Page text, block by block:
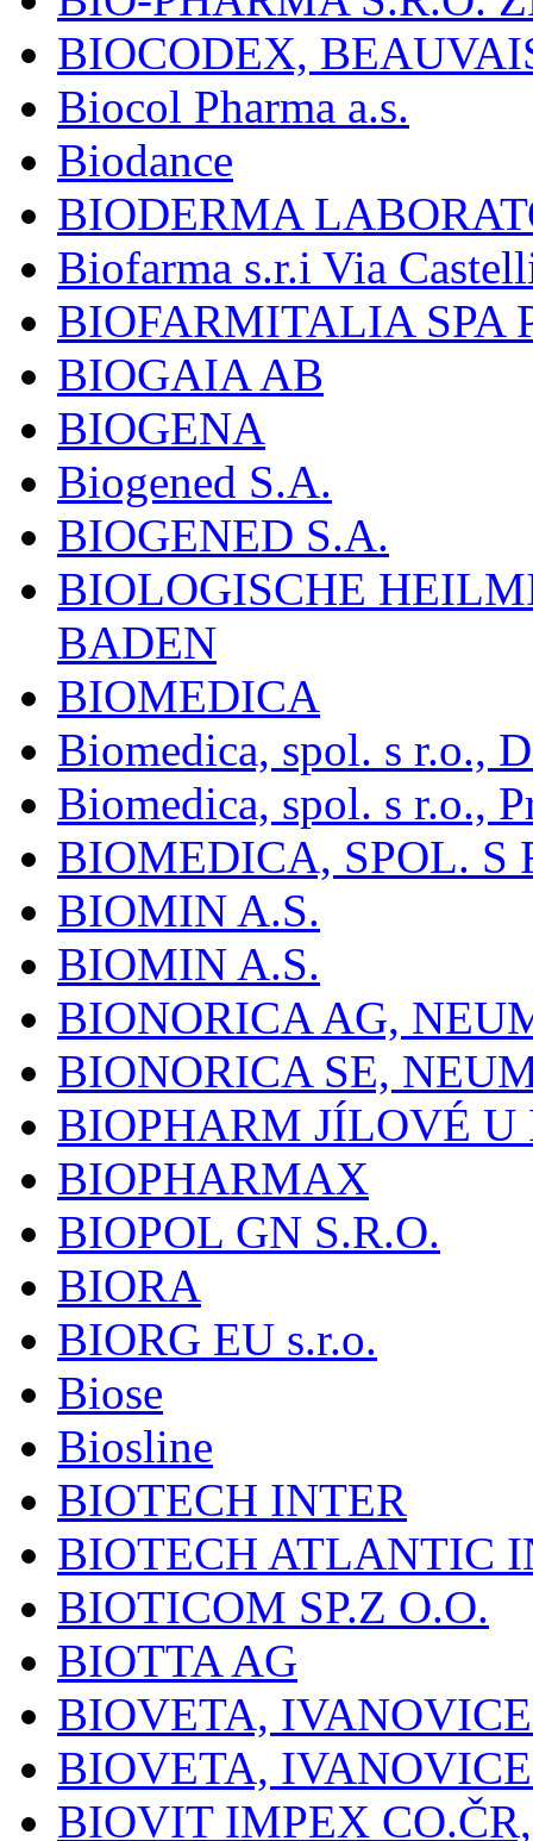
BIOCODEX,
Biocol Pharma a.s.
Biodance
BIODERMA
Biofarma s.r.i Via
BIOFARMITALIA SPA
BIOGAIA AB
BIOGENA
Biogened S.A.
BIOGENED S.A.
BIOLOGISCHE
BADEN
BIOMEDICA
Biomedica, spol. s r.o.,
Biomedica, spol. s r.o.,
BIOMEDICA, SPOL. S
BIOMIN A.S.
BIOMIN A.S.
BIONORICA AG,
BIONORICA SE,
BIOPHARM JÍLOVÉ U
BIOPHARMAX
BIOPOL GN S.R.O.
BIORA
BIORG EU s.r.o.
Biose
Biosline
BIOTECH INTER
BIOTECH ATLANTIC
BIOTICOM SP.Z O.O.
BIOTTA AG
BIOVETA,
BIOVETA,
BIOVIT IMPEX